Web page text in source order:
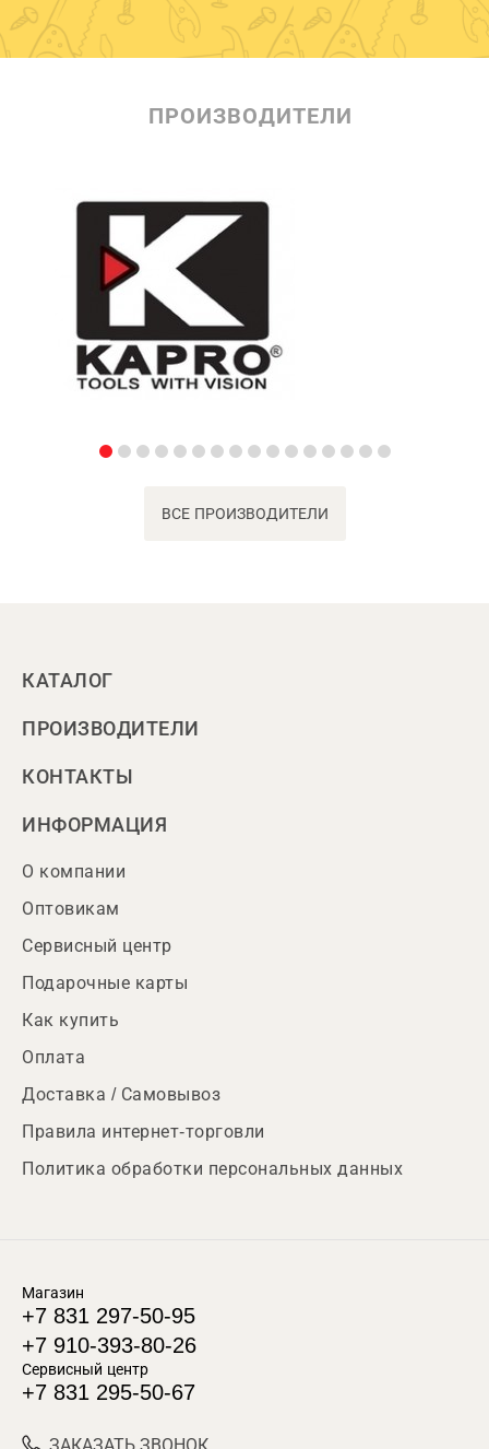
ПРОИЗВОДИТЕЛИ
ВСЕ ПРОИЗВОДИТЕЛИ
КАТАЛОГ
ПРОИЗВОДИТЕЛИ
КОНТАКТЫ
ИНФОРМАЦИЯ
О компании
Оптовикам
Сервисный центр
Подарочные карты
Как купить
Оплата
Доставка / Самовывоз
Правила интернет-торговли
Политика обработки персональных данных
Магазин
+7 831 297-50-95
+7 910-393-80-26
Сервисный центр
+7 831 295-50-67
ЗАКАЗАТЬ ЗВОНОК